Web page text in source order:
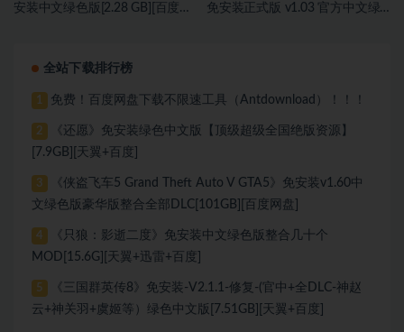
安装中文绿色版[2.28 GB][百度网
免安装正式版 v1.03 官方中文绿
全站下载排行榜
1 免费！百度网盘下载不限速工具（Antdownload）！！！
2
《还愿》免安装绿色中文版【顶级超级全国绝版资源】
[7.9GB][天翼+百度]
3
《侠盗飞车5 Grand Theft Auto V GTA5》免安装v1.60中
文绿色版豪华版整合全部DLC[101GB][百度网盘]
4
《只狼：影逝二度》免安装中文绿色版整合几十个
MOD[15.6G][天翼+迅雷+百度]
5
《三国群英传8》免安装-V2.1.1-修复-(官中+全DLC-神赵
云+神关羽+虞姬等）绿色中文版[7.51GB][天翼+百度]